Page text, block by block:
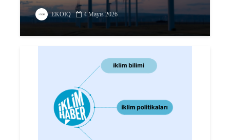
EKOIQ 4 Mayıs 2026